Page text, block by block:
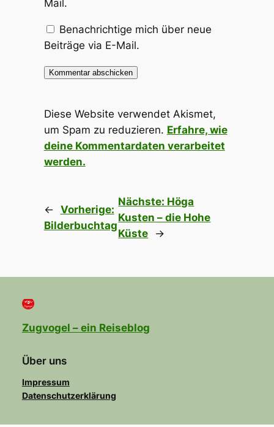
Mail.
Benachrichtige mich über neue
Beiträge via E-Mail.
Diese Website verwendet Akismet,
um Spam zu reduzieren. Erfahre, wie
deine Kommentardaten verarbeitet
werden.
← Vorherige:
Bilderbuchtag
Nächste: Höga
Kusten – die Hohe
Küste
→
Zugvogel – ein Reiseblog
Über uns
Impressum
Datenschutzerklärung